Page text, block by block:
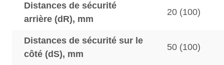
Distances de sécurité
arrière (dR), mm
20 (100)
Distances de sécurité sur le
côté (dS), mm
50 (100)